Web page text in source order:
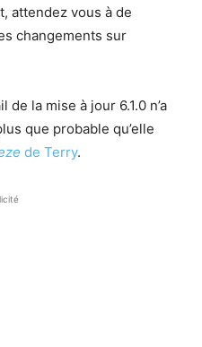
attendez vous à de
changements sur
de la mise à jour 6.1.0 n’a
que probable qu’elle
de Terry.